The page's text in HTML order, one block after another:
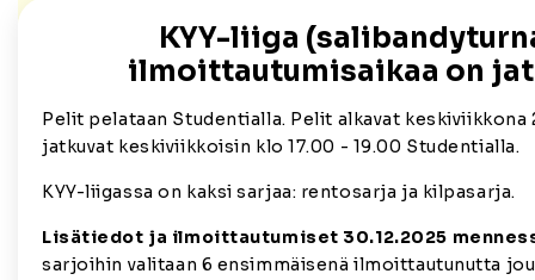
KYY-liiga
ilmoittautumisaikaa on
Pelit pelataan Studentialla. Pelit alkavat keskiviikkona
jatkuvat keskiviikkoisin klo 17.00 - 19.00 Studentialla.
KYY-liigassa on kaksi sarjaa: rentosarja ja kilpasarja.
Lisätiedot ja ilmoittautumiset 30.12.2025
sarjoihin valitaan 6 ensimmäisenä ilmoittautunutta